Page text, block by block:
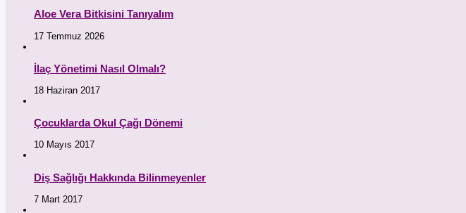
Aloe Vera Bitkisini Tanıyalım
17 Temmuz 2026
İlaç Yönetimi Nasıl Olmalı?
18 Haziran 2017
Çocuklarda Okul Çağı Dönemi
10 Mayıs 2017
Diş Sağlığı Hakkında Bilinmeyenler
7 Mart 2017